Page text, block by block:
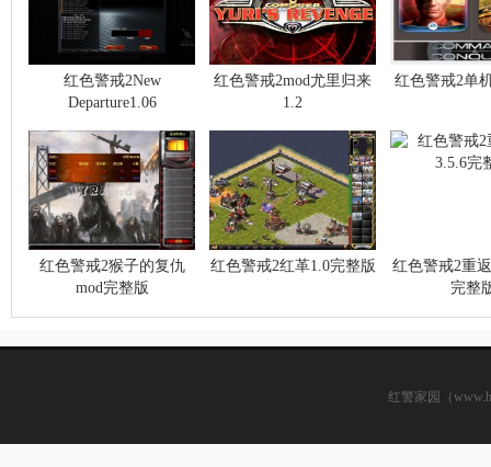
红色警戒2New
Departure1.06
红色警戒2mod尤里归来
1.2
红色警戒2单
红色警戒2猴子的复仇
mod完整版
红色警戒2红革1.0完整版
红色警戒2重
完整
红警家园（